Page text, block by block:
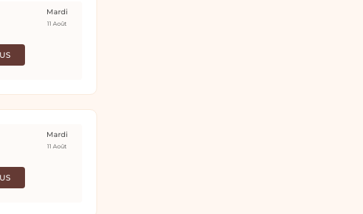
Mardi
11 Août
Mardi
11 Août